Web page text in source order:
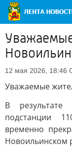
12 мая 2026, 18:46
Уважаемые
В результате
подстанции
временно
Новоильинском